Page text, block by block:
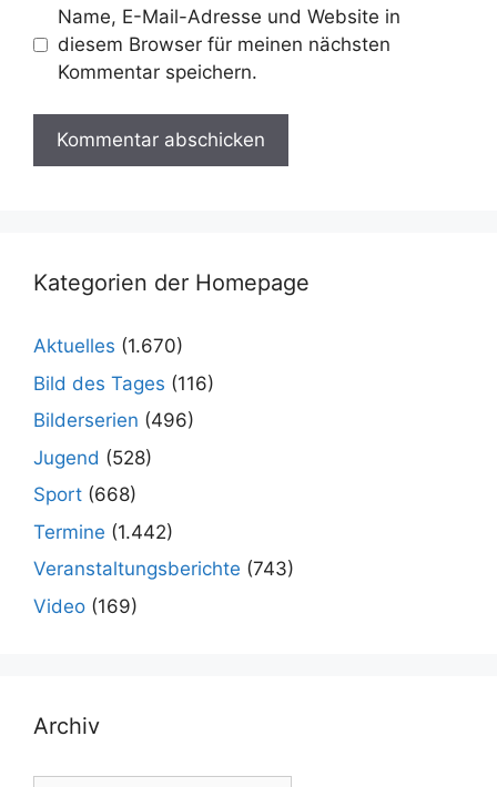
Name, E-Mail-Adresse und Website in
diesem Browser für meinen nächsten
Kommentar speichern.
Kategorien der Homepage
Aktuelles (1.670)
Bild des Tages (116)
Bilderserien (496)
Jugend (528)
Sport (668)
Termine (1.442)
Veranstaltungsberichte (743)
Video (169)
Archiv